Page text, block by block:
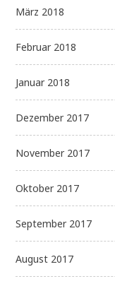
März 2018
Februar 2018
Januar 2018
Dezember 2017
November 2017
Oktober 2017
September 2017
August 2017